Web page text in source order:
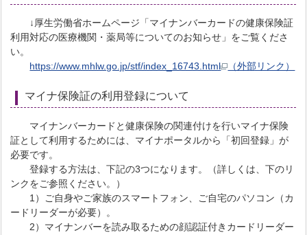
↓厚生労働省ホームページ「マイナンバーカードの健康保険証
利用対応の医療機関・薬局等についてのお知らせ」をご覧くださ
い。
https://www.mhlw.go.jp/stf/index_16743.html
（外部リンク）
マイナ保険証の利用登録について
マイナンバーカードと健康保険の関連付けを行いマイナ保険
証として利用するためには、マイナポータルから「初回登録」が
必要です。
登録する方法は、下記の3つになります。（詳しくは、下のリ
ンクをご参照ください。）
1）ご自身やご家族のスマートフォン、ご自宅のパソコン（カ
ードリーダーが必要）。
2）マイナンバーを読み取るための顔認証付きカードリーダー